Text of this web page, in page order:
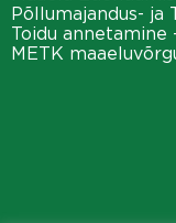
Põllumajandus- ja
Toidu annetamine
METK